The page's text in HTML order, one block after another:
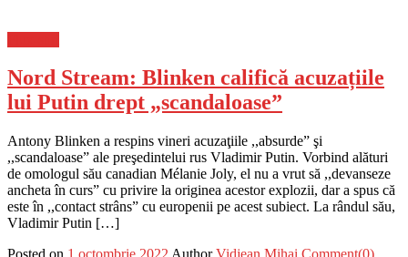
Nord Stream: Blinken califică acuzațiile
lui Putin drept „scandaloase”
Antony Blinken a respins vineri acuzaţiile ,,absurde” şi
,,scandaloase” ale preşedintelui rus Vladimir Putin. Vorbind alături
de omologul său canadian Mélanie Joly, el nu a vrut să ,,devanseze
ancheta în curs” cu privire la originea acestor explozii, dar a spus că
este în ,,contact strâns” cu europenii pe acest subiect. La rândul său,
Vladimir Putin […]